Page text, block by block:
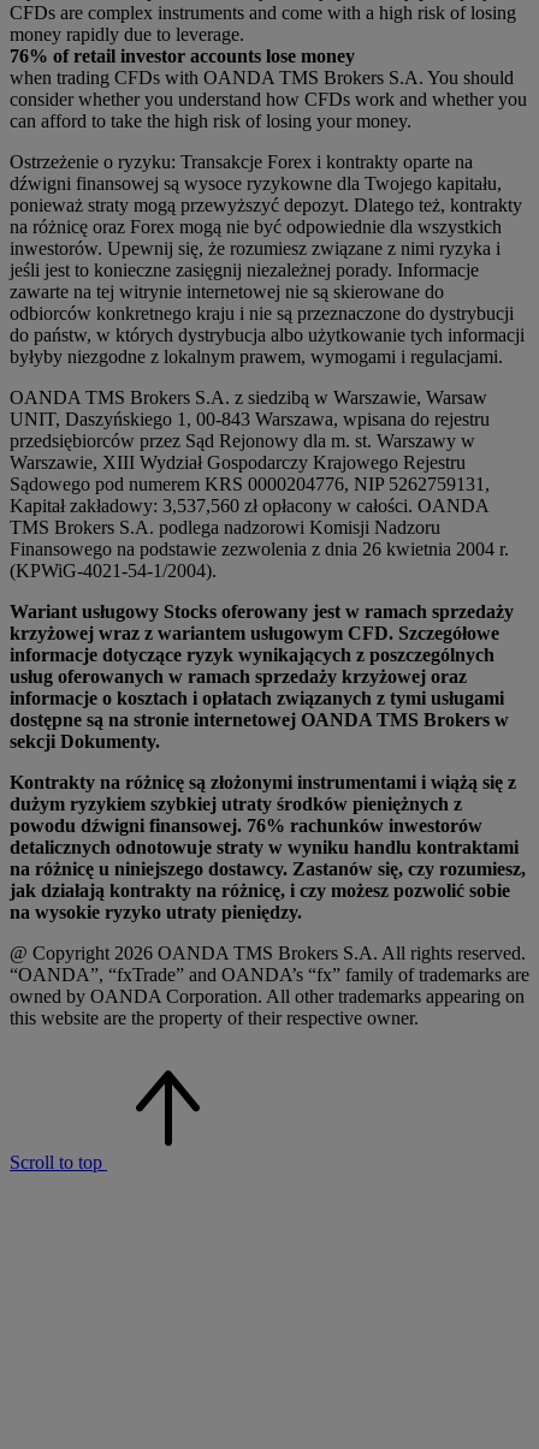
CFDs are complex instruments and come with a high risk of losing
money rapidly due to leverage.
76% of retail investor accounts lose money
when trading CFDs with OANDA TMS Brokers S.A. You should
consider whether you understand how CFDs work and whether you
can afford to take the high risk of losing your money.
Ostrzeżenie o ryzyku: Transakcje Forex i kontrakty oparte na
dźwigni finansowej są wysoce ryzykowne dla Twojego kapitału,
ponieważ straty mogą przewyższyć depozyt. Dlatego też, kontrakty
na różnicę oraz Forex mogą nie być odpowiednie dla wszystkich
inwestorów. Upewnij się, że rozumiesz związane z nimi ryzyka i
jeśli jest to konieczne zasięgnij niezależnej porady. Informacje
zawarte na tej witrynie internetowej nie są skierowane do
odbiorców konkretnego kraju i nie są przeznaczone do dystrybucji
do państw, w których dystrybucja albo użytkowanie tych informacji
byłyby niezgodne z lokalnym prawem, wymogami i regulacjami.
OANDA TMS Brokers S.A. z siedzibą w Warszawie, Warsaw
UNIT, Daszyńskiego 1, 00-843 Warszawa, wpisana do rejestru
przedsiębiorców przez Sąd Rejonowy dla m. st. Warszawy w
Warszawie, XIII Wydział Gospodarczy Krajowego Rejestru
Sądowego pod numerem KRS 0000204776, NIP 5262759131,
Kapitał zakładowy: 3,537,560 zł opłacony w całości. OANDA
TMS Brokers S.A. podlega nadzorowi Komisji Nadzoru
Finansowego na podstawie zezwolenia z dnia 26 kwietnia 2004 r.
(KPWiG-4021-54-1/2004).
Wariant usługowy Stocks oferowany jest w ramach sprzedaży
krzyżowej wraz z wariantem usługowym CFD. Szczegółowe
informacje dotyczące ryzyk wynikających z poszczególnych
usług oferowanych w ramach sprzedaży krzyżowej oraz
informacje o kosztach i opłatach związanych z tymi usługami
dostępne są na stronie internetowej OANDA TMS Brokers w
sekcji Dokumenty.
Kontrakty na różnicę są złożonymi instrumentami i wiążą się z
dużym ryzykiem szybkiej utraty środków pieniężnych z
powodu dźwigni finansowej. 76% rachunków inwestorów
detalicznych odnotowuje straty w wyniku handlu kontraktami
na różnicę u niniejszego dostawcy. Zastanów się, czy rozumiesz,
jak działają kontrakty na różnicę, i czy możesz pozwolić sobie
na wysokie ryzyko utraty pieniędzy.
@ Copyright 2026 OANDA TMS Brokers S.A. All rights reserved.
“OANDA”, “fxTrade” and OANDA’s “fx” family of trademarks are
owned by OANDA Corporation. All other trademarks appearing on
this website are the property of their respective owner.
Scroll to top